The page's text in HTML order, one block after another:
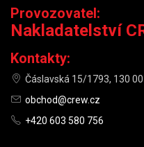
Provozovatel:
Nakladatelství
Kontakty:
Čáslavská 15/1793, 130
obchod@crew.cz
+420 603 580 756